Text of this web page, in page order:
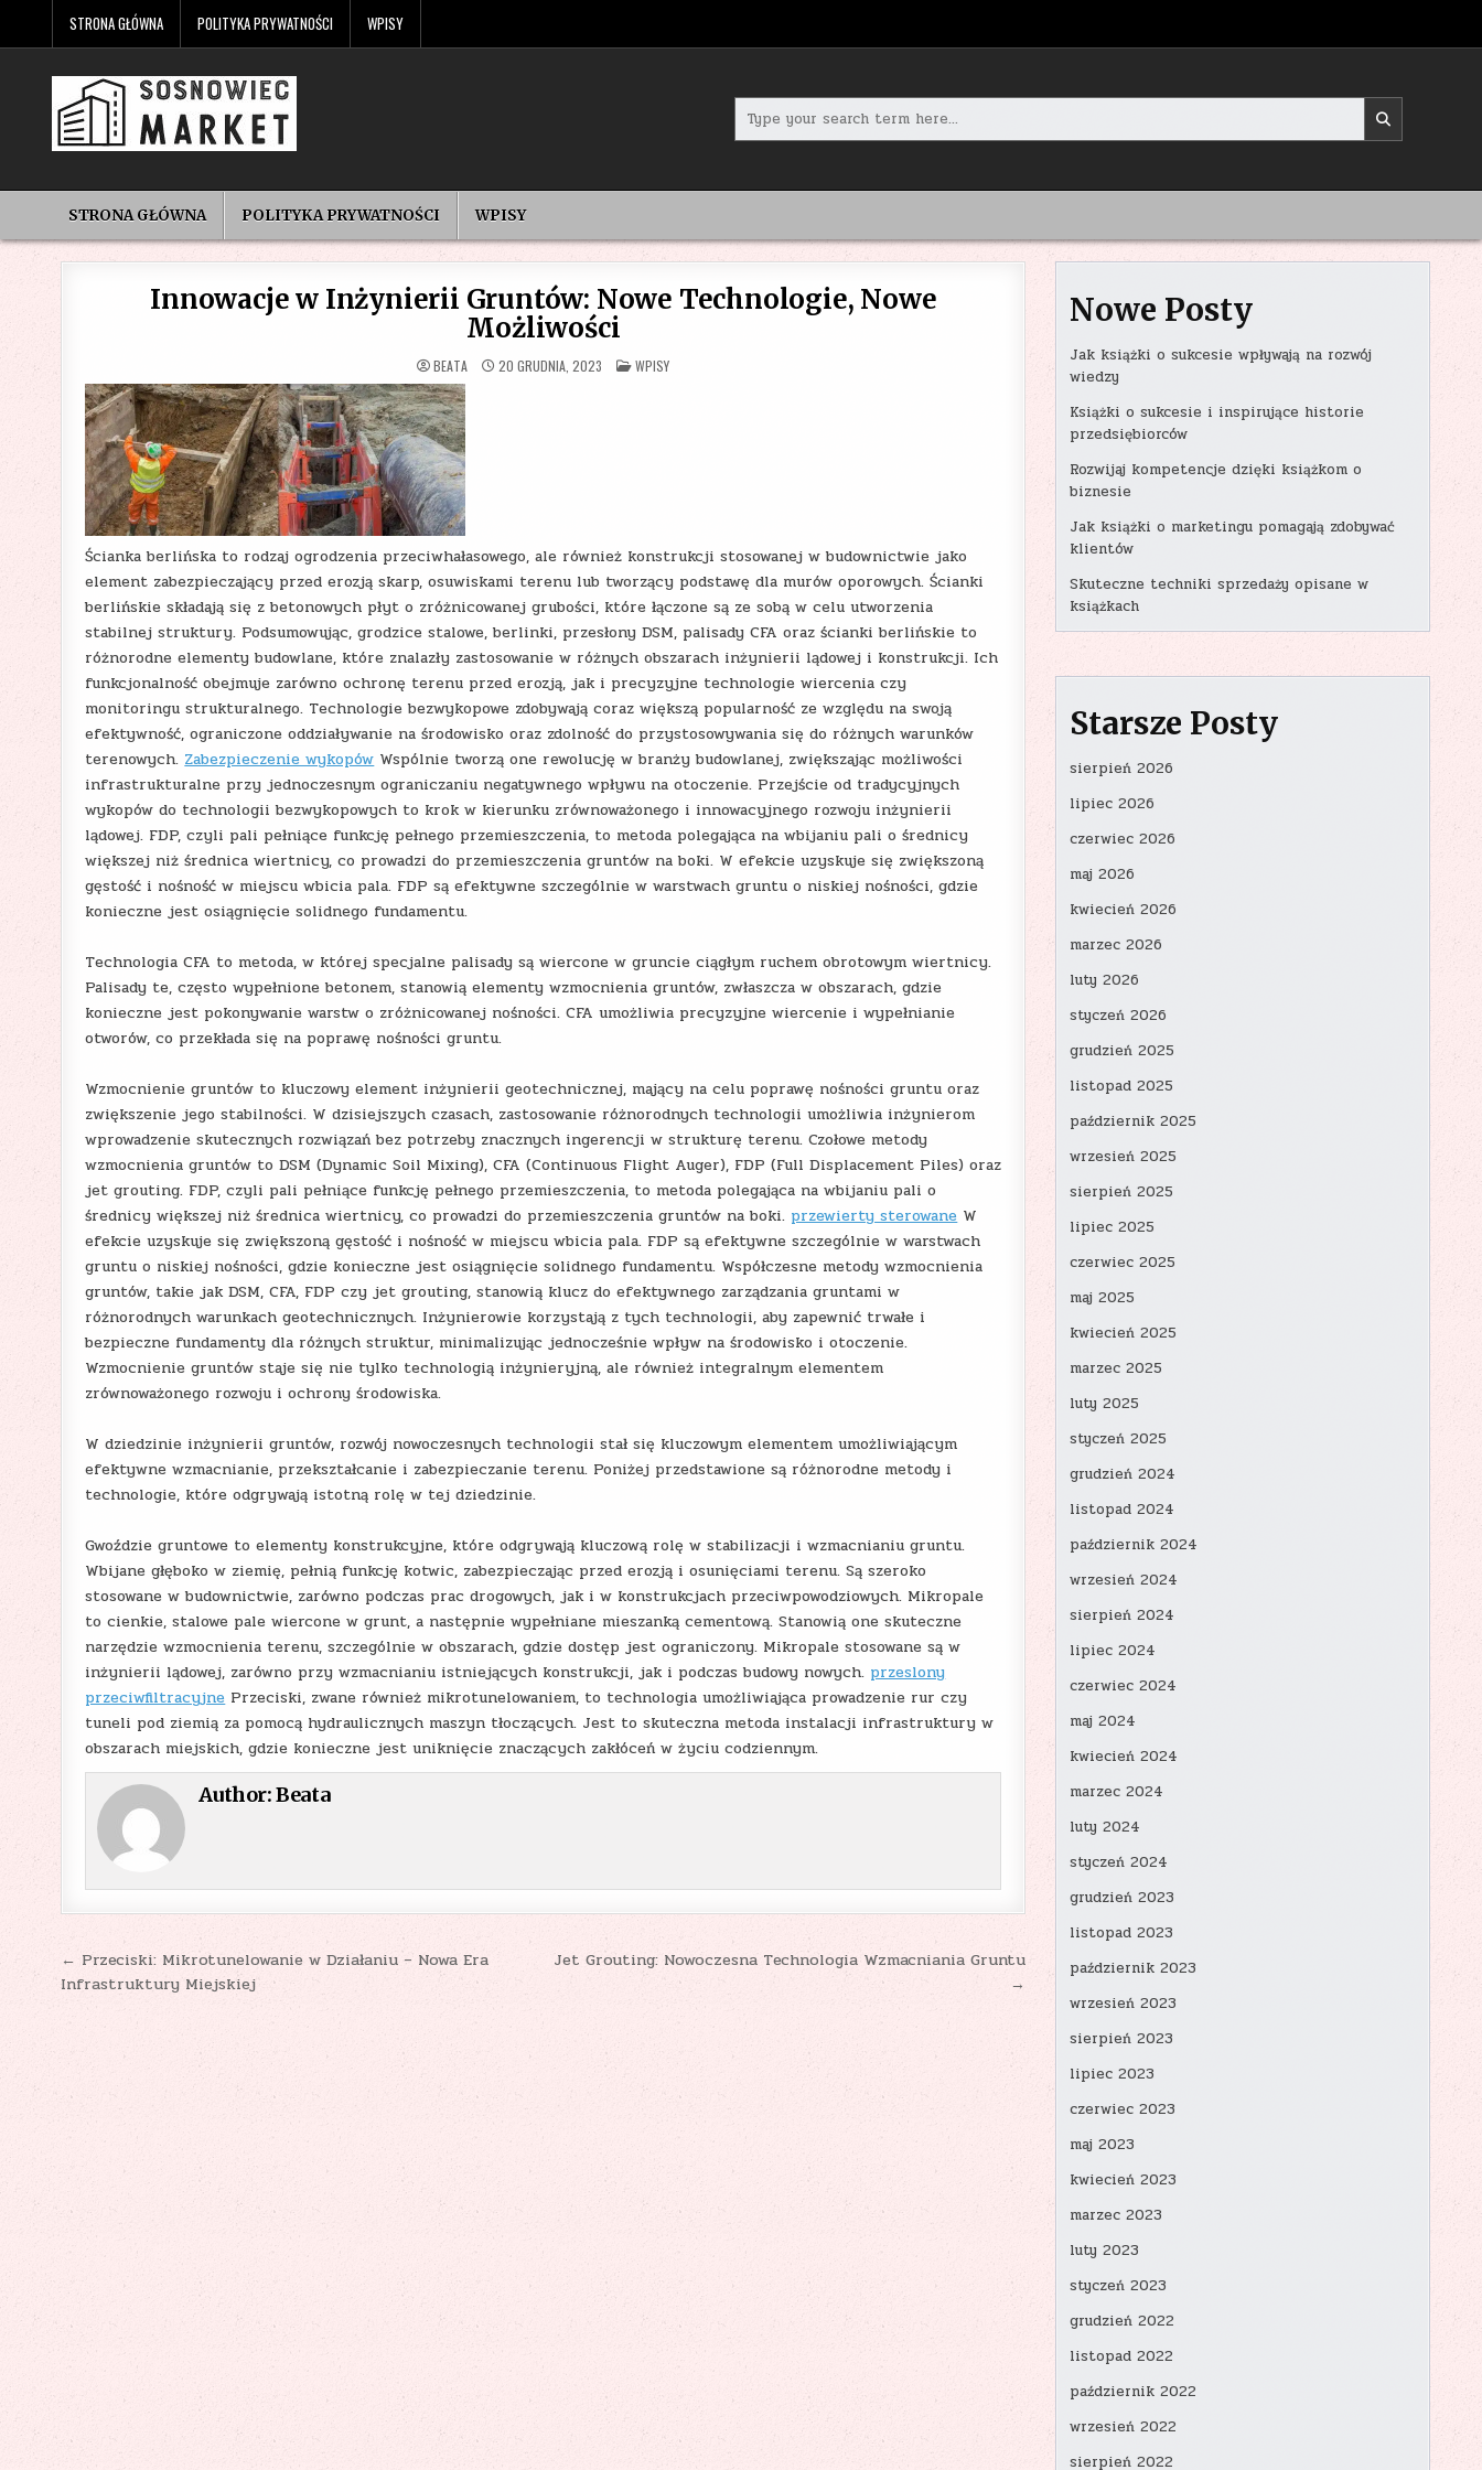
content
STRONA GŁÓWNA POLITYKA PRYWATNOŚCI WPISY
for:
STRONA GŁÓWNA POLITYKA PRYWATNOŚCI WPISY
Innowacje w Inżynierii Gruntów: Nowe Technologie, Nowe
Możliwości
BEATA 20 GRUDNIA, 2023 POSTED
IN
WPISY
Ścianka berlińska to rodzaj ogrodzenia przeciwhałasowego, ale również konstrukcji stosowanej w budownictwie jako
element zabezpieczający przed erozją skarp, osuwiskami terenu lub tworzący podstawę dla murów oporowych. Ścianki
berlińskie składają się z betonowych płyt o zróżnicowanej grubości, które łączone są ze sobą w celu utworzenia
stabilnej struktury. Podsumowując, grodzice stalowe, berlinki, przesłony DSM, palisady CFA oraz ścianki berlińskie to
różnorodne elementy budowlane, które znalazły zastosowanie w różnych obszarach inżynierii lądowej i konstrukcji. Ich
funkcjonalność obejmuje zarówno ochronę terenu przed erozją, jak i precyzyjne technologie wiercenia czy
monitoringu strukturalnego. Technologie bezwykopowe zdobywają coraz większą popularność ze względu na swoją
efektywność, ograniczone oddziaływanie na środowisko oraz zdolność do przystosowywania się do różnych warunków
terenowych. Zabezpieczenie wykopów Wspólnie tworzą one rewolucję w branży budowlanej, zwiększając możliwości
infrastrukturalne przy jednoczesnym ograniczaniu negatywnego wpływu na otoczenie. Przejście od tradycyjnych
wykopów do technologii bezwykopowych to krok w kierunku zrównoważonego i innowacyjnego rozwoju inżynierii
lądowej. FDP, czyli pali pełniące funkcję pełnego przemieszczenia, to metoda polegająca na wbijaniu pali o średnicy
większej niż średnica wiertnicy, co prowadzi do przemieszczenia gruntów na boki. W efekcie uzyskuje się zwiększoną
gęstość i nośność w miejscu wbicia pala. FDP są efektywne szczególnie w warstwach gruntu o niskiej nośności, gdzie
konieczne jest osiągnięcie solidnego fundamentu.
Technologia CFA to metoda, w której specjalne palisady są wiercone w gruncie ciągłym ruchem obrotowym wiertnicy.
Palisady te, często wypełnione betonem, stanowią elementy wzmocnienia gruntów, zwłaszcza w obszarach, gdzie
konieczne jest pokonywanie warstw o zróżnicowanej nośności. CFA umożliwia precyzyjne wiercenie i wypełnianie
otworów, co przekłada się na poprawę nośności gruntu.
Wzmocnienie gruntów to kluczowy element inżynierii geotechnicznej, mający na celu poprawę nośności gruntu oraz
zwiększenie jego stabilności. W dzisiejszych czasach, zastosowanie różnorodnych technologii umożliwia inżynierom
wprowadzenie skutecznych rozwiązań bez potrzeby znacznych ingerencji w strukturę terenu. Czołowe metody
wzmocnienia gruntów to DSM (Dynamic Soil Mixing), CFA (Continuous Flight Auger), FDP (Full Displacement Piles) oraz
jet grouting. FDP, czyli pali pełniące funkcję pełnego przemieszczenia, to metoda polegająca na wbijaniu pali o
średnicy większej niż średnica wiertnicy, co prowadzi do przemieszczenia gruntów na boki. przewierty sterowane W
efekcie uzyskuje się zwiększoną gęstość i nośność w miejscu wbicia pala. FDP są efektywne szczególnie w warstwach
gruntu o niskiej nośności, gdzie konieczne jest osiągnięcie solidnego fundamentu. Współczesne metody wzmocnienia
gruntów, takie jak DSM, CFA, FDP czy jet grouting, stanowią klucz do efektywnego zarządzania gruntami w
różnorodnych warunkach geotechnicznych. Inżynierowie korzystają z tych technologii, aby zapewnić trwałe i
bezpieczne fundamenty dla różnych struktur, minimalizując jednocześnie wpływ na środowisko i otoczenie.
Wzmocnienie gruntów staje się nie tylko technologią inżynieryjną, ale również integralnym elementem
zrównoważonego rozwoju i ochrony środowiska.
W dziedzinie inżynierii gruntów, rozwój nowoczesnych technologii stał się kluczowym elementem umożliwiającym
efektywne wzmacnianie, przekształcanie i zabezpieczanie terenu. Poniżej przedstawione są różnorodne metody i
technologie, które odgrywają istotną rolę w tej dziedzinie.
Gwoździe gruntowe to elementy konstrukcyjne, które odgrywają kluczową rolę w stabilizacji i wzmacnianiu gruntu.
Wbijane głęboko w ziemię, pełnią funkcję kotwic, zabezpieczając przed erozją i osunięciami terenu. Są szeroko
stosowane w budownictwie, zarówno podczas prac drogowych, jak i w konstrukcjach przeciwpowodziowych. Mikropale
to cienkie, stalowe pale wiercone w grunt, a następnie wypełniane mieszanką cementową. Stanowią one skuteczne
narzędzie wzmocnienia terenu, szczególnie w obszarach, gdzie dostęp jest ograniczony. Mikropale stosowane są w
inżynierii lądowej, zarówno przy wzmacnianiu istniejących konstrukcji, jak i podczas budowy nowych. przeslony
przeciwfiltracyjne Przeciski, zwane również mikrotunelowaniem, to technologia umożliwiająca prowadzenie rur czy
tuneli pod ziemią za pomocą hydraulicznych maszyn tłoczących. Jest to skuteczna metoda instalacji infrastruktury w
obszarach miejskich, gdzie konieczne jest uniknięcie znaczących zakłóceń w życiu codziennym.
Author:Beata
Nawigacja
wpisu
Jet Grouting: Nowoczesna Technologia Wzmacniania Gruntu
→
← Przeciski: Mikrotunelowanie w Działaniu – Nowa Era
Infrastruktury Miejskiej
Nowe Posty
Jak książki o sukcesie wpływają na rozwój
wiedzy
Książki o sukcesie i inspirujące historie
przedsiębiorców
Rozwijaj kompetencje dzięki książkom o
biznesie
Jak książki o marketingu pomagają zdobywać
klientów
Skuteczne techniki sprzedaży opisane w
książkach
Starsze Posty
sierpień 2026
lipiec 2026
czerwiec 2026
maj 2026
kwiecień 2026
marzec 2026
luty 2026
styczeń 2026
grudzień 2025
listopad 2025
październik 2025
wrzesień 2025
sierpień 2025
lipiec 2025
czerwiec 2025
maj 2025
kwiecień 2025
marzec 2025
luty 2025
styczeń 2025
grudzień 2024
listopad 2024
październik 2024
wrzesień 2024
sierpień 2024
lipiec 2024
czerwiec 2024
maj 2024
kwiecień 2024
marzec 2024
luty 2024
styczeń 2024
grudzień 2023
listopad 2023
październik 2023
wrzesień 2023
sierpień 2023
lipiec 2023
czerwiec 2023
maj 2023
kwiecień 2023
marzec 2023
luty 2023
styczeń 2023
grudzień 2022
listopad 2022
październik 2022
wrzesień 2022
sierpień 2022